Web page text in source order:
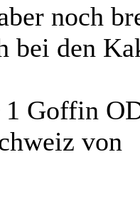
noch
bei den
1 Goffin
von